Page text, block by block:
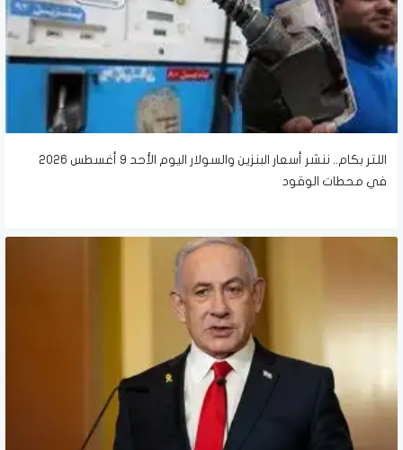
اللتر بكام.. ننشر أسعار البنزين والسولار اليوم الأحد 9 أغسطس 2026
في محطات الوقود